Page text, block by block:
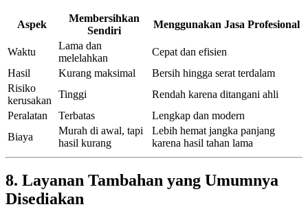
Aspek
Membersihkan
Sendiri
Menggunakan Jasa Profesional
Waktu
Lama dan
melelahkan
Cepat dan efisien
Hasil
Kurang maksimal
Bersih hingga serat terdalam
Risiko
kerusakan
Tinggi
Rendah karena ditangani ahli
Peralatan
Terbatas
Lengkap dan modern
Biaya
Murah di awal, tapi
hasil kurang
Lebih hemat jangka panjang
karena hasil tahan lama
8. Layanan Tambahan yang Umumnya
Disediakan